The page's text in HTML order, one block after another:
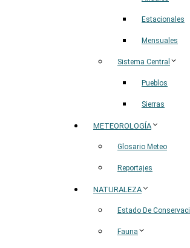
Estacionales
Mensuales
Sistema Central
Pueblos
Sierras
METEOROLOGÍA
Glosario Meteo
Reportajes
NATURALEZA
Estado De
Fauna